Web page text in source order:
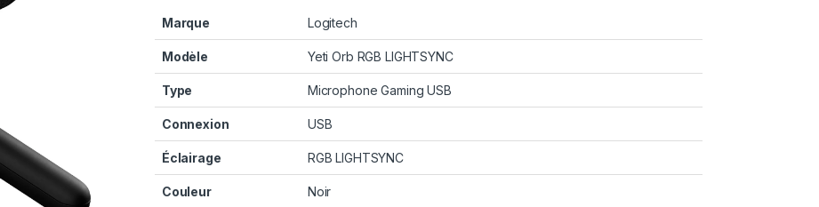
Marque Logitech
Modèle Yeti Orb RGB LIGHTSYNC
Type Microphone Gaming USB
Connexion USB
Éclairage RGB LIGHTSYNC
Couleur Noir